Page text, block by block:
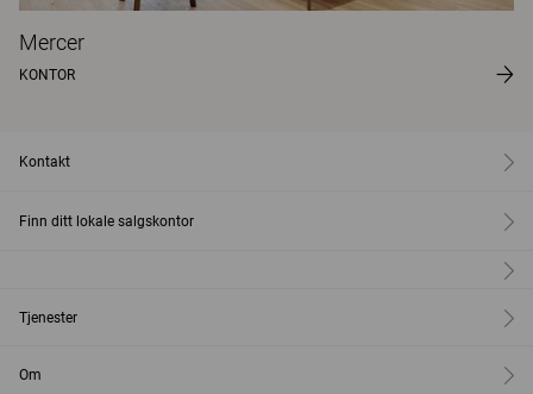
Mercer
KONTOR
Kontakt
Finn ditt lokale salgskontor
Tjenester
Om